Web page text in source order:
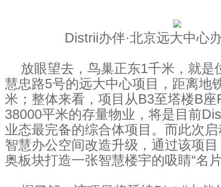
Distrii办伴·北京远大中心
放眼望去，鸟巢正东1千米，就是
慧忠路5号的远大中心项目，距离地
米；整体来看，项目从B3至塔楼B
38000平米的存量物业，将是目前
业态最完备的综合体项目。而此次
智慧办公空间改造升级，通过该项
奥板块打造一张智慧楼宇的吸睛“名